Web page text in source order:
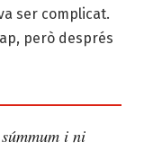
ser complicat.
però després
i ni